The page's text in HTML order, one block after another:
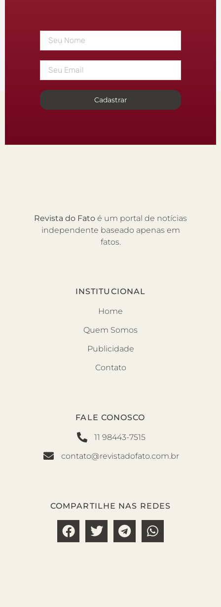
Cadastrar
Revista do Fato é um portal de notícias
independente baseado apenas em
fatos.
INSTITUCIONAL
Home
Quem Somos
Publicidade
Contato
FALE CONOSCO
11 98443-7515
contato@revistadofato.com.br
COMPARTILHE NAS REDES